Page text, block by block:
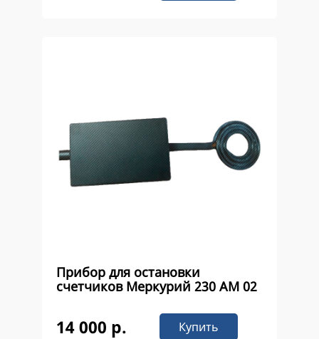
Прибор для остановки
счетчиков Меркурий 230 AM 02
14 000 р. Купить